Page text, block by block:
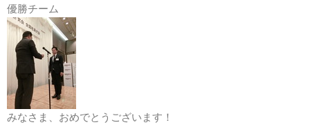
優勝チーム
みなさま、おめでとうございます！